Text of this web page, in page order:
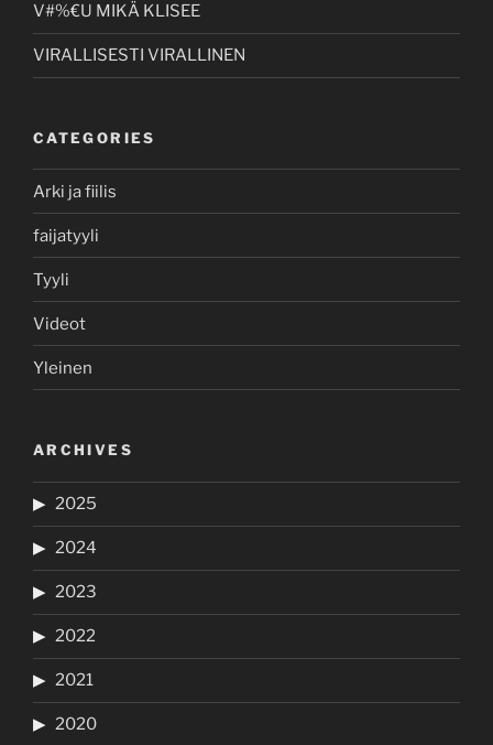
V#%€U MIKÄ KLISEE
VIRALLISESTI VIRALLINEN
CATEGORIES
Arki ja fiilis
faijatyyli
Tyyli
Videot
Yleinen
ARCHIVES
2025
2024
2023
2022
2021
2020